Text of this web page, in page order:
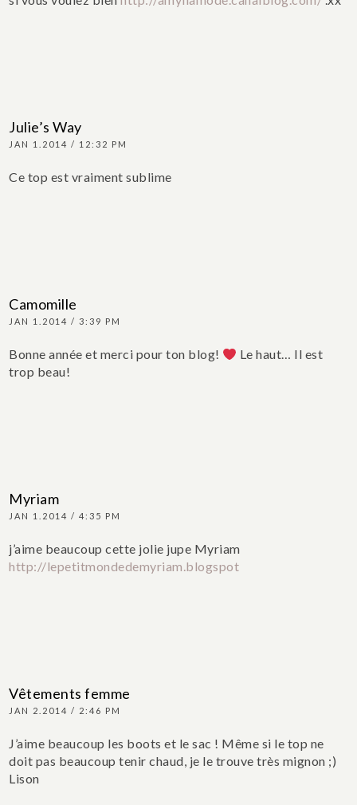
Julie’s Way
JAN 1.2014 / 12:32 PM
Ce top est vraiment sublime
Camomille
JAN 1.2014 / 3:39 PM
Bonne année et merci pour ton blog!
Le haut… Il est
trop beau!
Myriam
JAN 1.2014 / 4:35 PM
j’aime beaucoup cette jolie jupe Myriam
http://lepetitmondedemyriam.blogspot
Vêtements femme
JAN 2.2014 / 2:46 PM
J’aime beaucoup les boots et le sac ! Même si le top ne
doit pas beaucoup tenir chaud, je le trouve très mignon ;)
Lison